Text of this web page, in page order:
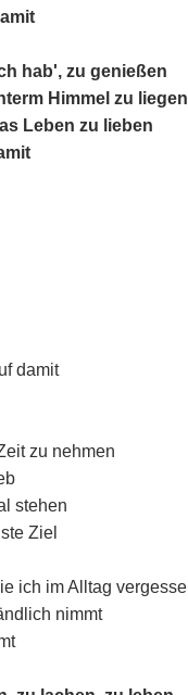
hab', zu genießen
Himmel zu liegen
Leben zu lieben
damit
zu nehmen
stehen
Ziel
ich im Alltag vergesse
nimmt